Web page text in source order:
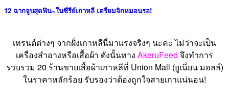
12 ฉากจูบสุดฟิน~ในซีรีย์เกาหลี เตรียมจิกหมอนรอ!
เทรนด์ต่างๆ จากฝั่งเกาหลีนี่มาแรงจริงๆ นะคะ ไม่ว่าจะเป็น
เครื่องสำอางหรือเสื้อผ้า ดังนั้นทาง AkeruFeed จึงทำการ
รวบรวม 20 ร้านขายเสื้อผ้าเกาหลีที่ Union Mall (ยูเนี่ยน มอลล์)
ในราคาหลักร้อย รับรองว่าต้องถูกใจสายเกาแน่นอน!